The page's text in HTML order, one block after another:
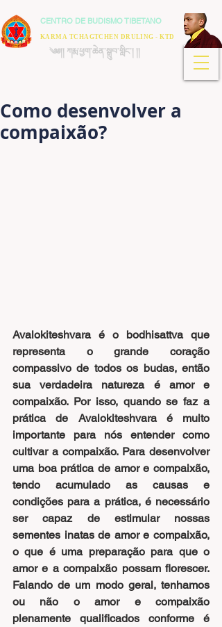
CENTRO DE BUDISMO TIBETANO
༄༅།། ཀརྨ་ཕྱག་ཆེན་སྒྲུབ་གླིང་། །།
KARMA TCHAGTCHEN DRULING - KTD
Como desenvolver a
compaixão?
Avalokiteshvara é o bodhisattva que
representa o grande coração
compassivo de todos os budas, então
sua verdadeira natureza é amor e
compaixão. Por isso, quando se faz a
prática de Avalokiteshvara é muito
importante para nós entender como
cultivar a compaixão. Para desenvolver
uma boa prática de amor e compaixão,
tendo acumulado as causas e
condições para a prática, é necessário
ser capaz de estimular nossas
sementes inatas de amor e compaixão,
o que é uma preparação para que o
amor e a compaixão possam florescer.
Falando de um modo geral, tenhamos
ou não o amor e compaixão
plenamente qualificados conforme é